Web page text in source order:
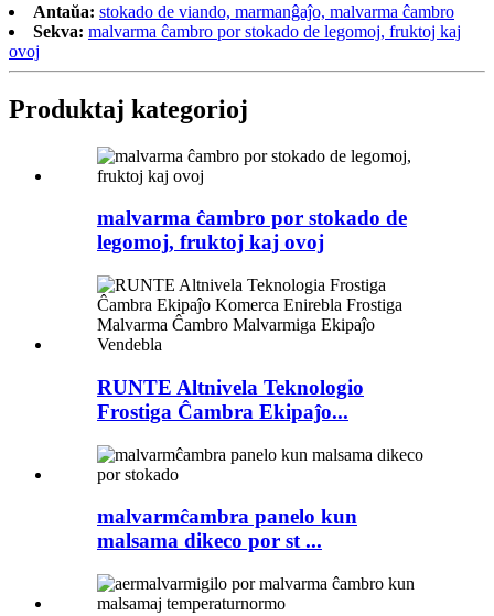
Antaŭa: stokado de viando, marmanĝaĵo, malvarma ĉambro
Sekva: malvarma ĉambro por stokado de legomoj, fruktoj kaj
ovoj
Produktaj kategorioj
malvarma ĉambro por stokado de
legomoj, fruktoj kaj ovoj
RUNTE Altnivela Teknologio
Frostiga Ĉambra Ekipaĵo...
malvarmĉambra panelo kun
malsama dikeco por st ...